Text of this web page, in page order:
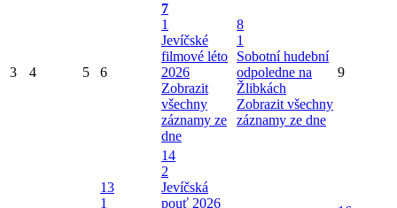
3 4 5 6
7
1
Jevíčské
filmové léto
2026
Zobrazit
všechny
záznamy ze
dne
8
1
Sobotní hudební
odpoledne na
Žlibkách
Zobrazit všechny
záznamy ze dne
9
13
1
14
2
Jevíčská
pouť 2026